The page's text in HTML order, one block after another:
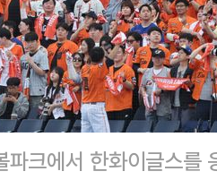
파크에서 한화이글스